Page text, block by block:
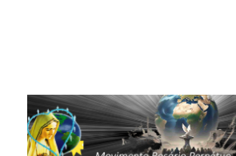
Guarapuava/PR